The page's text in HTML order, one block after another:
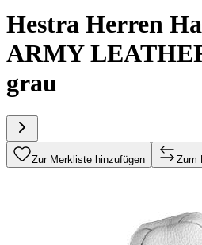
Hestra Herren
ARMY
grau
Zur Merkliste hinzufügen Zum